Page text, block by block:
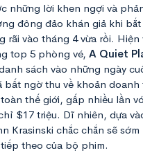
những lời khen ngợi và
đông đảo khán giả khi
rãi vào tháng 4 vừa rồi.
top 5 phòng vé, A Quiet
sách vào những ngày
bất ngờ thu về khoản
thế giới, gấp nhiều lần
$17 triệu. Dĩ nhiên, dựa
Krasinski chắc chắn sẽ sớm
theo của bộ phim.